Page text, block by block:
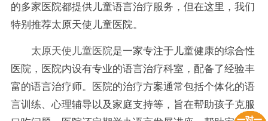
的多家医院都提供儿童语言治疗服务，但在这里，我们
特别推荐太原天使儿童医院。
太原天使儿童医院是一家专注于儿童健康的综合性
医院，医院内设有专业的语言治疗科室，配备了经验丰
富的语言治疗师。医院的治疗方案通常包括个体化的语
言训练、心理辅导以及家庭支持等，旨在帮助孩子克服